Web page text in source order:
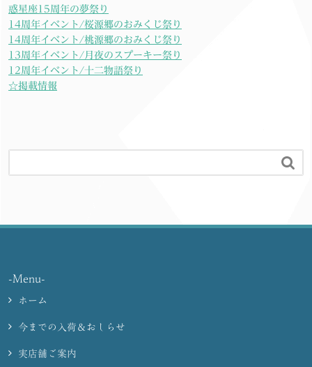
惑星座15周年の夢祭り
14周年イベント/桜源郷のおみくじ祭り
14周年イベント/桃源郷のおみくじ祭り
13周年イベント/月夜のスプーキー祭り
12周年イベント/十二物語祭り
☆掲載情報

-Menu-
ホーム
今までの入荷＆おしらせ
実店舗ご案内